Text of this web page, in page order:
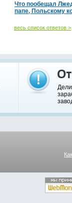
Что пообещал
папе, Польскому
весь список ответов >